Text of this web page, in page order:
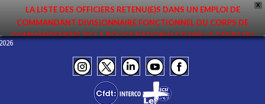
X
LA LISTE DES OFFICIERS RETENU(E)S DANS UN EMPLOI DE
COMMANDANT DIVISIONNAIRE FONCTIONNEL DU CORPS DE
COMMANDEMENT DE LA POLICE NATIONALE DANS LE CADRE DU
PREMIER MOUVEMENT 2026 A ÉTÉ DIFFUSÉE. ELLE EST DISPONIBLE EN
PAGES PROTÉGÉES DU SITE. FÉLICITATIONS AUX NOMMÉ(E)S !
2026